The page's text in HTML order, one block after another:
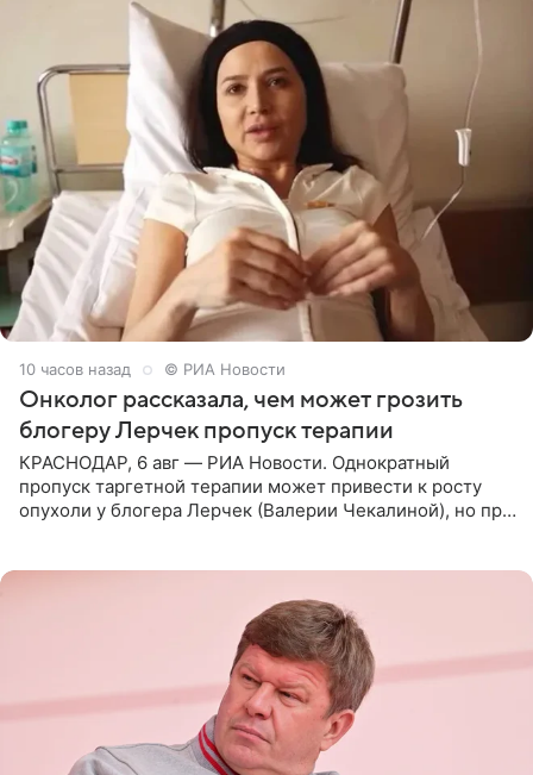
10 часов назад © РИА Новости
Онколог рассказала, чем может грозить
блогеру Лерчек пропуск терапии
КРАСНОДАР, 6 авг — РИА Новости. Однократный
пропуск таргетной терапии может привести к росту
опухоли у блогера Лерчек (Валерии Чекалиной), но при